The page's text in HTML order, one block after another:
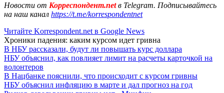
Новости от Корреспондент.netв Telegram. Подписывайтесь
на наш канал https://t.me/korrespondentnet
Читайте Korrespondent.net в Google News
Хроники падения: каким курсом идет гривна
В НБУ рассказали, будут ли повышать курс доллара
НБУ объяснил, как повлияет лимит на расчеты карточкой на
волонтеров
В Нацбанке пояснили, что происходит с курсом гривны
НБУ объяснил инфляцию в марте и дал прогноз на год